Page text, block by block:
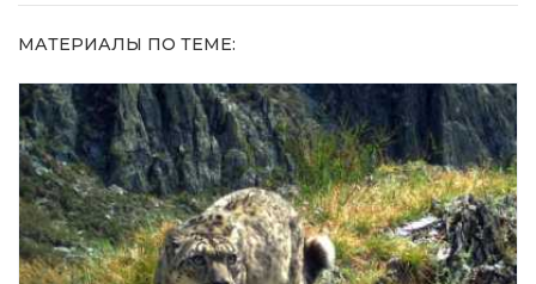
МАТЕРИАЛЫ ПО ТЕМЕ: